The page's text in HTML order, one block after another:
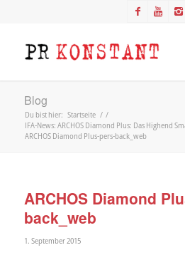
Blog
Du bist hier: Startseite / /
IFA-News: ARCHOS Diamond Plus: Das Highend
ARCHOS Diamond Plus-pers-back_web
ARCHOS Diamond
back_web
1. September 2015